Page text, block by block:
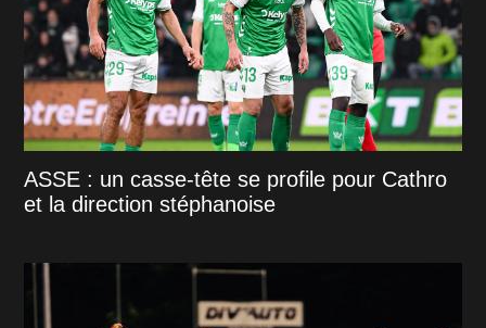
ASSE : un casse-tête se profile pour Cathro
et la direction stéphanoise